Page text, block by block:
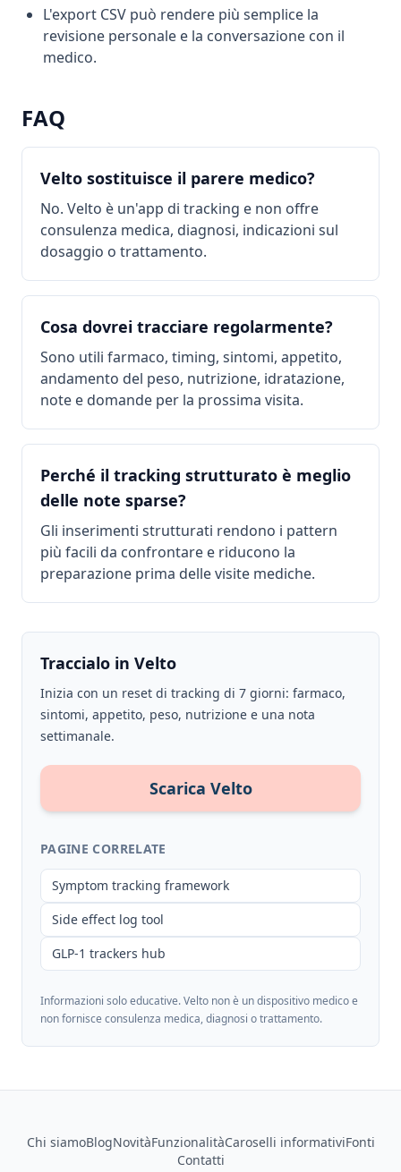
L'export CSV può rendere più semplice la
revisione personale e la conversazione con il
medico.
FAQ
Velto sostituisce il parere medico?
No. Velto è un'app di tracking e non offre
consulenza medica, diagnosi, indicazioni sul
dosaggio o trattamento.
Cosa dovrei tracciare regolarmente?
Sono utili farmaco, timing, sintomi, appetito,
andamento del peso, nutrizione, idratazione,
note e domande per la prossima visita.
Perché il tracking strutturato è meglio
delle note sparse?
Gli inserimenti strutturati rendono i pattern
più facili da confrontare e riducono la
preparazione prima delle visite mediche.
Traccialo in Velto
Inizia con un reset di tracking di 7 giorni: farmaco,
sintomi, appetito, peso, nutrizione e una nota
settimanale.
Scarica Velto
PAGINE CORRELATE
Symptom tracking framework
Side effect log tool
GLP-1 trackers hub
Informazioni solo educative. Velto non è un dispositivo medico e
non fornisce consulenza medica, diagnosi o trattamento.
Chi siamoBlogNovitàFunzionalitàCaroselli informativiFonti
Contatti